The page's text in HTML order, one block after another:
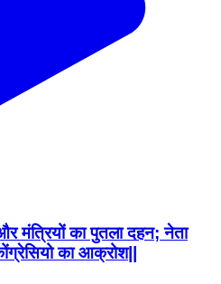
मंत्रियों का पुतला दहन; नेता
का आक्रोश||